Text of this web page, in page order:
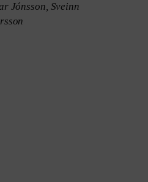
Jónsson, Sveinn